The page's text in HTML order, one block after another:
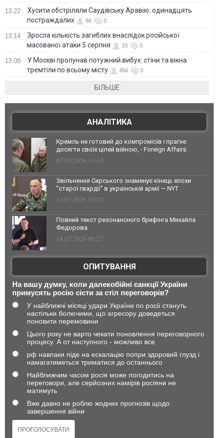
13:22
Хусити обстріляли Саудівську Аравію: одинадцять
постраждалих
66 0
13:14
Зросла кількість загиблих внаслідок російської
масованої атаки 5 серпня
33 0
13:08
У Москві пролунав потужний вибух: стіни та вікна
тремтіли по всьому місту
456 0
БІЛЬШЕ
АНАЛІТИКА
Кремль не готовий до компромісів і прагне
досягти своїх цілей війною, - Foreign Affairs
03.08.2026 13:02
Звільнення Сирського знаменує кінець епохи
"старої гвардії" в українській армії — NYT
23.07.2026 10:32
Повний текст резонансного брифінга Михайла
Федорова
18.07.2026 09:27
ОПИТУВАННЯ
На вашу думку, коли далекобійні санкції України
примусять росію сісти за стіл переговорів?
У найближчі місяці удари України по росії стануть
настільки болючими, що агресору доведеться
поновити перемовини
Цього року не варто чекати поновлення переговорного
процесу. А от наступного - можливо все
рф навпаки піде на ескалацію попри здоровий глузд і
намагатиметься триматися до останнього
Найближчим часом росія може погодитись на
переговори, але серйозних намірів росіяни не
матимуть
Вже давно не роблю жодних прогнозів щодо
завершення війни